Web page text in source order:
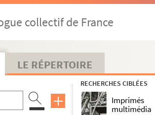
collectif de France
LE RÉPERTOIRE
RECHERCHES CIBLÉES
Imprimés
multimédia